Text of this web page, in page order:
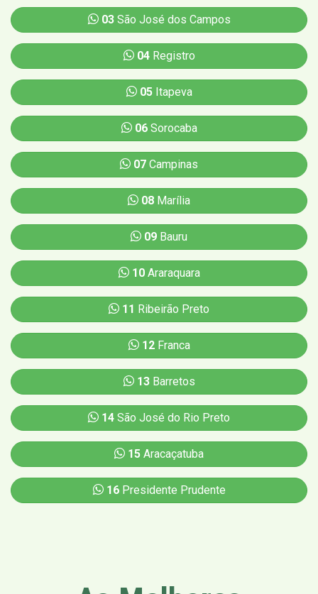
03São José dos Campos
04Registro
05Itapeva
06Sorocaba
07 Campinas
08 Marília
09 Bauru
10Araraquara
11 Ribeirão Preto
12Franca
13Barretos
14 São José do Rio Preto
15 Aracaçatuba
16Presidente Prudente